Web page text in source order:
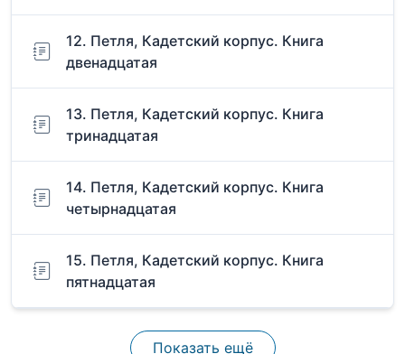
12. Петля, Кадетский корпус. Книга
двенадцатая
13. Петля, Кадетский корпус. Книга
тринадцатая
14. Петля, Кадетский корпус. Книга
четырнадцатая
15. Петля, Кадетский корпус. Книга
пятнадцатая
Показать ещё